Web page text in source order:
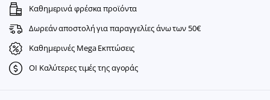
Καθημερινά φρέσκα προϊόντα
Δωρεάν αποστολή για παραγγελίες άνω των 50€
Καθημερινές Mega Εκπτώσεις
ΟΙ Καλύτερες τιμές της αγοράς